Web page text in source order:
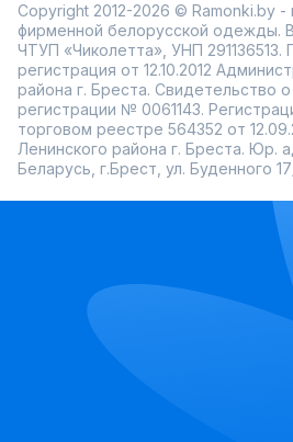
Copyright 2012-2026 © Ramonki.by -
фирменной белорусской одежды.
ЧТУП «Чиколетта», УНП 291136513.
регистрация от 12.10.2012
района г. Бреста. Свидетельство
регистрации № 0061143.
торговом реестре 564352 от
Ленинского района г. Бреста. Юр.
Беларусь, г.Брест, ул. Буденного